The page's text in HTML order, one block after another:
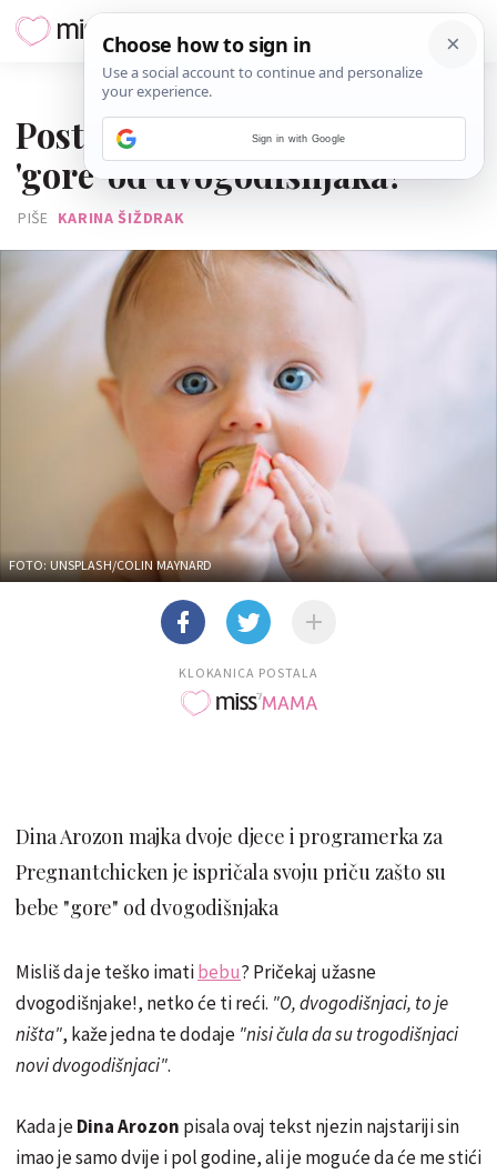
Postaje lakše: Zašto su bebe
'gore' od dvogodišnjaka?
PIŠE KARINA ŠIŽDRAK
FOTO: UNSPLASH/COLIN MAYNARD
KLOKANICA POSTALA
Dina Arozon majka dvoje djece i programerka za
Pregnantchicken je ispričala svoju priču zašto su
bebe "gore" od dvogodišnjaka
Misliš da je teško imatibebu? Pričekaj užasne
dvogodišnjake!, netko će ti reći. "O, dvogodišnjaci, to je
ništa", kaže jedna te dodaje "nisi čula da su trogodišnjaci
novi dvogodišnjaci".
Kada jeDina Arozon pisala ovaj tekst njezin najstariji sin
imao je samo dvije i pol godine, ali je moguće da će me stići
Sign in with Google